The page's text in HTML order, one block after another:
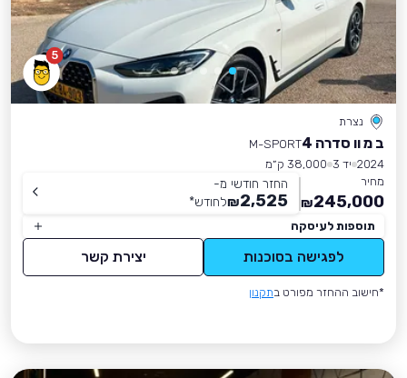
5
נצרת
ב מ וו סדרה 4
M-SPORT
2024 יד 3
38,000 ק״מ
מחיר
245,000
₪
החזר חודשי מ-
2,525
₪לחודש*
תוספות לעיסקה
לפגישה בסוכנות יצירת קשר
*חישוב ההחזר מפורט בתקנון